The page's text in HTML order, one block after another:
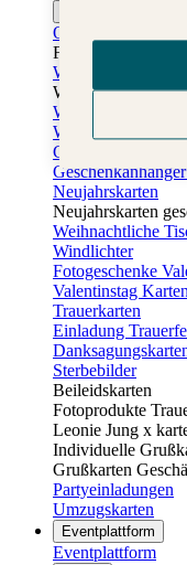
Osterkarten
Fotogeschenke zu
Weihnachtskarten
Weihnachtskarten
Weihnachtskarten
Weihnachtsfeier
Geschenkaufkleber
Neujahrskarten
Neujahrskarten
Weihnachtliche
Windlichter
Fotogeschenke
Valentinstag Karten
Trauerkarten
Einladung
Sterbebilder
Beileidskarten
Fotoprodukte
Leonie Jung x
Individuelle
Grußkarten
Partyeinladungen
Umzugskarten
Eventplattform
Eventplattform